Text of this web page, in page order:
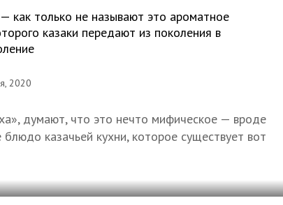
как только не называют это ароматное
казаки передают из поколения в
2020
думают, что это нечто мифическое — вроде
казачьей кухни, которое существует вот